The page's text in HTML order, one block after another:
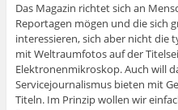
Das Magazin richtet sich an
Reportagen mögen und die sich
interessieren, sich aber nicht die
mit Weltraumfotos auf der
Elektronenmikroskop. Auch will
Servicejournalismus bieten mit
Titeln. Im Prinzip wollen wir